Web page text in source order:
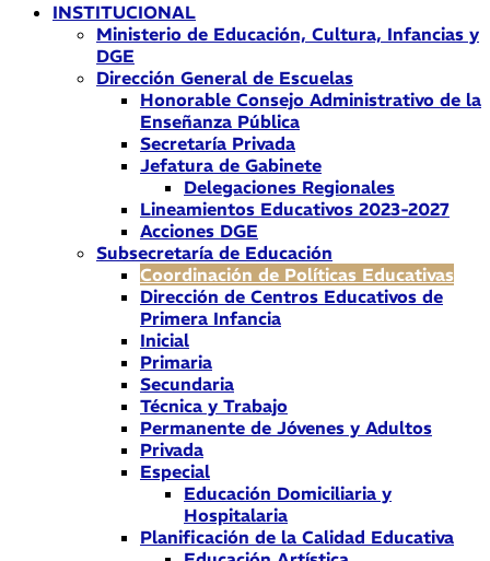
INSTITUCIONAL
Ministerio de Educación, Cultura, Infancias y
DGE
Dirección General de Escuelas
Honorable Consejo Administrativo de la
Enseñanza Pública
Secretaría Privada
Jefatura de Gabinete
Delegaciones Regionales
Lineamientos Educativos 2023-2027
Acciones DGE
Subsecretaría de Educación
Coordinación de Políticas Educativas
Dirección de Centros Educativos de
Primera Infancia
Inicial
Primaria
Secundaria
Técnica y Trabajo
Permanente de Jóvenes y Adultos
Privada
Especial
Educación Domiciliaria y
Hospitalaria
Planificación de la Calidad Educativa